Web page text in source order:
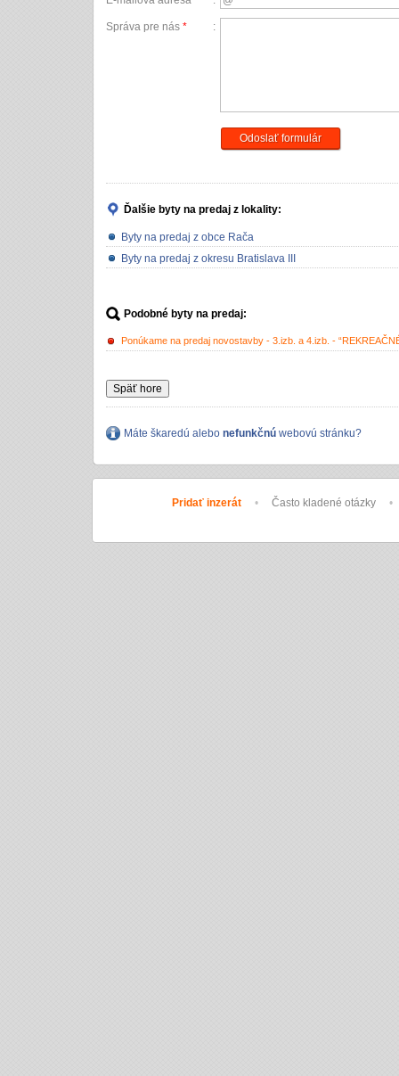
Správa pre nás * :
Odoslať formulár
Ďalšie byty na predaj z lokality:
Byty na predaj z obce Rača
Byty na predaj z okresu Bratislava III
Podobné byty na predaj:
Ponúkame na predaj novostavby - 3.izb. a 4.izb. -
Späť hore
Máte škaredú alebo nefunkčnú webovú stránku?
Pridať inzerát • Často kladené otázky •